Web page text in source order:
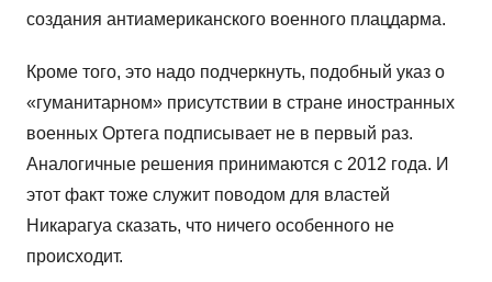
создания антиамериканского военного плацдарма.
Кроме того, это надо подчеркнуть, подобный указ о
«гуманитарном» присутствии в стране иностранных
военных Ортега подписывает не в первый раз.
Аналогичные решения принимаются с 2012 года. И
этот факт тоже служит поводом для властей
Никарагуа сказать, что ничего особенного не
происходит.